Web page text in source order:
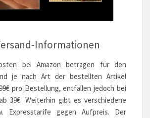
Informationen
bei Amazon betragen für den
je nach Art der bestellten Artikel
pro Bestellung, entfallen jedoch bei
39€. Weiterhin gibt es verschiedene
Expresstarife gegen Aufpreis. Der